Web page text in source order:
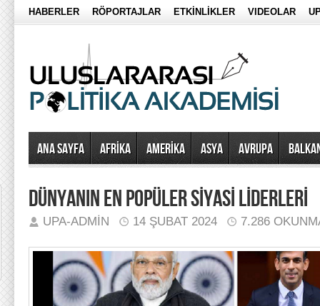
HABERLER RÖPORTAJLAR ETKİNLİKLER VIDEOLAR
Ana Sayfa AFRİKA AMERİKA ASYA AVRUPA
DÜNYANIN EN POPÜLER SİYASİ LİDERLERİ
UPA-ADMIN 14 ŞUBAT 2024 7.286